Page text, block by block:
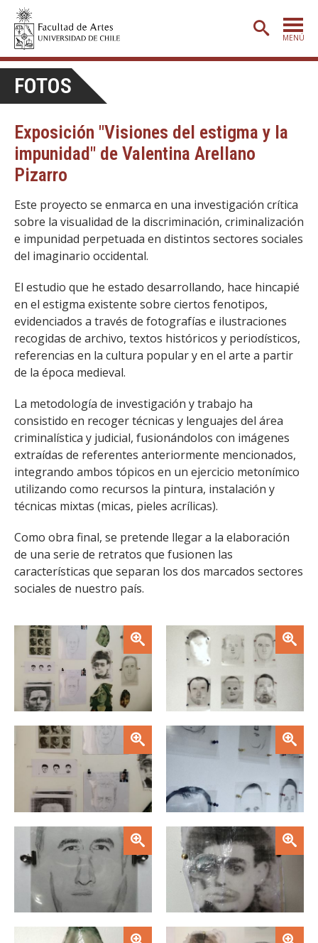
MENÚ
ETAPA BÁSICA
CARRERAS
EXTENSIÓN
CREACIÓNE INVESTIGACIÓN
DEPARTAMENTOS
FACULTAD
Estudiantes Funcionarias/os
FOTOS
Exposición "Visiones del estigma y la
impunidad" de Valentina Arellano
Pizarro
Este proyecto se enmarca en una investigación crítica
sobre la visualidad de la discriminación, criminalización
e impunidad perpetuada en distintos sectores sociales
del imaginario occidental.
El estudio que he estado desarrollando, hace hincapié
en el estigma existente sobre ciertos fenotipos,
evidenciados a través de fotografías e ilustraciones
recogidas de archivo, textos históricos y periodísticos,
referencias en la cultura popular y en el arte a partir
de la época medieval.
La metodología de investigación y trabajo ha
consistido en recoger técnicas y lenguajes del área
criminalística y judicial, fusionándolos con imágenes
extraídas de referentes anteriormente mencionados,
integrando ambos tópicos en un ejercicio metonímico
utilizando como recursos la pintura, instalación y
técnicas mixtas (micas, pieles acrílicas).
Como obra final, se pretende llegar a la elaboración
de una serie de retratos que fusionen las
características que separan los dos marcados sectores
sociales de nuestro país.
Zoom Zoom
Zoom Zoom
Zoom Zoom
Zoom